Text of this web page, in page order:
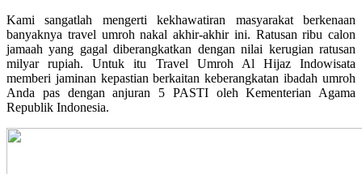
Kami sangatlah mengerti kekhawatiran masyarakat berkenaan
banyaknya travel umroh nakal akhir-akhir ini. Ratusan ribu calon
jamaah yang gagal diberangkatkan dengan nilai kerugian ratusan
milyar rupiah. Untuk itu Travel Umroh Al Hijaz Indowisata
memberi jaminan kepastian berkaitan keberangkatan ibadah umroh
Anda pas dengan anjuran 5 PASTI oleh Kementerian Agama
Republik Indonesia.